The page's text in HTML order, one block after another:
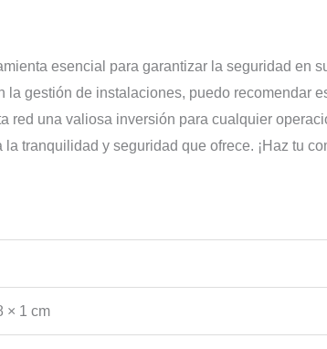
esencial para garantizar la seguridad en
gestión de instalaciones, puedo recomendar
red una valiosa inversión para cualquier
tranquilidad y seguridad que ofrece. ¡Haz tu
× 1 cm